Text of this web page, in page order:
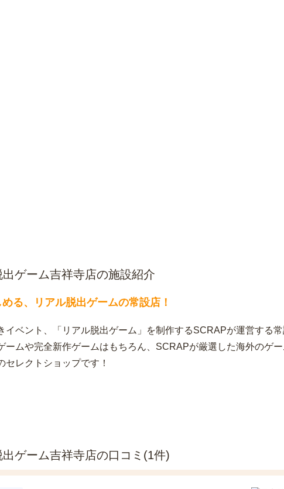
出ゲーム吉祥寺店の施設紹介
る、リアル脱出ゲームの常設店！
イベント、「リアル脱出ゲーム」を制作するSCRAPが運営する常
ームや完全新作ゲームはもちろん、SCRAPが厳選した海外のゲ
セレクトショップです！
出ゲーム吉祥寺店の口コミ(1件)